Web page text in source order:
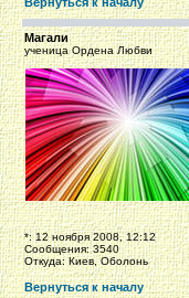
Магали
ученица Ордена Любви
*: 12 ноября 2008, 12:12
Сообщения: 3540
Откуда: Киев, Оболонь
Вернуться к началу